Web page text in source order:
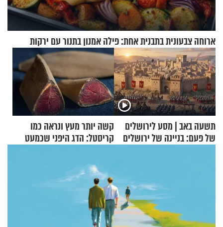
ארוחה צבעונית בתבנית אחת: פילה אמנון בתנור עם ירקות
תשעה באב | מסע לירושלים
של פעם: בניינה של ירושלים
קשה יותר מעץ ונראה כמו
קריסטל: הדג היפני שכמעט